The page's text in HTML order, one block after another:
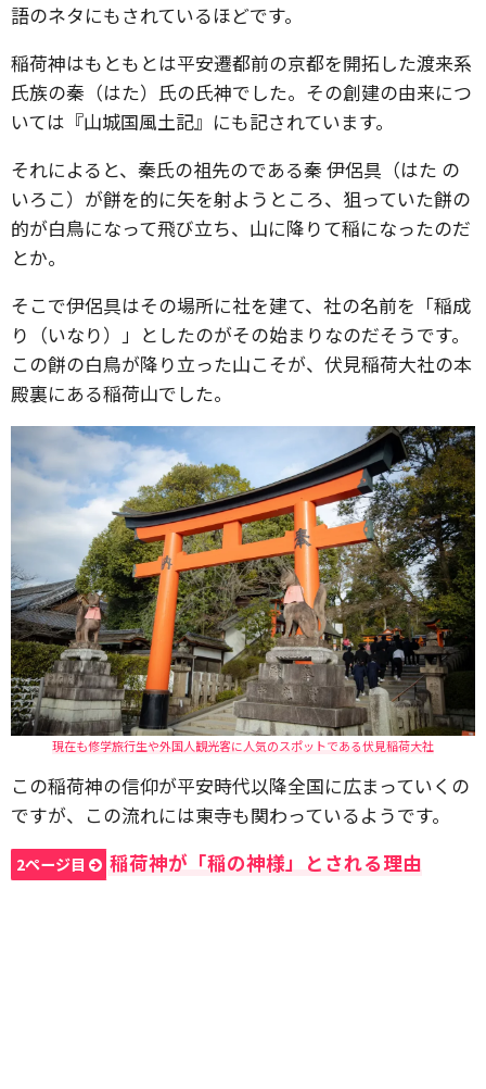
語のネタにもされているほどです。
稲荷神はもともとは平安遷都前の京都を開拓した渡来系
氏族の秦（はた）氏の氏神でした。その創建の由来につ
いては『山城国風土記』にも記されています。
それによると、秦氏の祖先のである秦 伊侶具（はた の
いろこ）が餅を的に矢を射ようところ、狙っていた餅の
的が白鳥になって飛び立ち、山に降りて稲になったのだ
とか。
そこで伊侶具はその場所に社を建て、社の名前を「稲成
り（いなり）」としたのがその始まりなのだそうです。
この餅の白鳥が降り立った山こそが、伏見稲荷大社の本
殿裏にある稲荷山でした。
現在も修学旅行生や外国人観光客に人気のスポットである伏見稲荷大社
この稲荷神の信仰が平安時代以降全国に広まっていくの
ですが、この流れには東寺も関わっているようです。
2ページ目 稲荷神が「稲の神様」とされる理由